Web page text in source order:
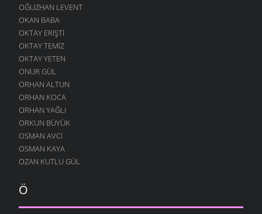
OĞUZHAN LEVENT
OKAN BABA
OKTAY ERIŞTI
OKTAY TEMIZ
OKTAY YETEN
ONUR GÜL
ORHAN ALTUN
ORHAN KOCA
ORHAN YAĞLI
ORKUN BÜYÜK
OSMAN AVCI
OSMAN KAYA
OZAN KUTLU GÜL
Ö